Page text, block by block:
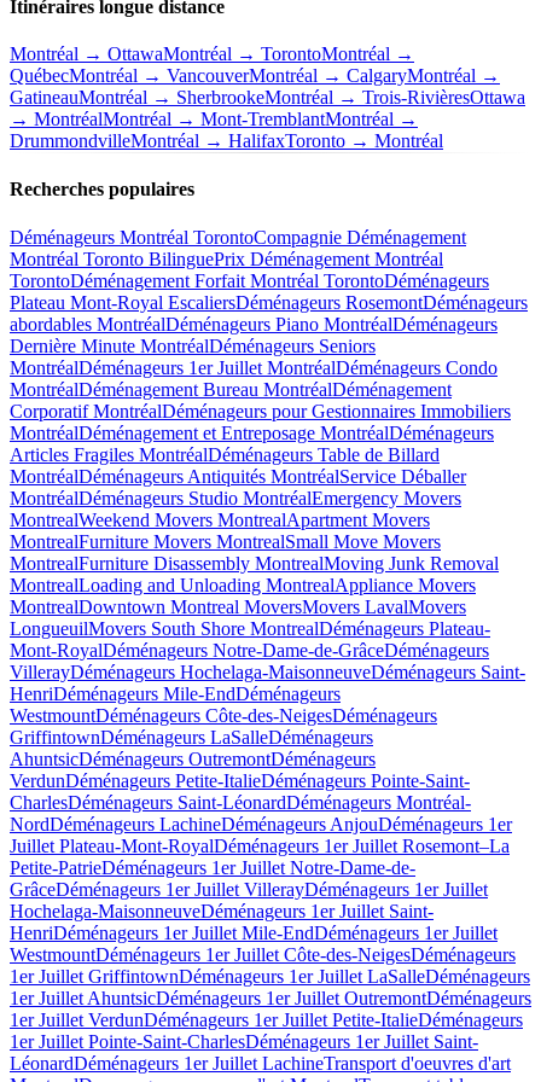
Itinéraires longue distance
Montréal → OttawaMontréal → TorontoMontréal →
QuébecMontréal → VancouverMontréal → CalgaryMontréal →
GatineauMontréal → SherbrookeMontréal → Trois-RivièresOttawa
→ MontréalMontréal → Mont-TremblantMontréal →
DrummondvilleMontréal → HalifaxToronto → Montréal
Recherches populaires
Déménageurs Montréal TorontoCompagnie Déménagement
Montréal Toronto BilinguePrix Déménagement Montréal
TorontoDéménagement Forfait Montréal TorontoDéménageurs
Plateau Mont-Royal EscaliersDéménageurs RosemontDéménageurs
abordables MontréalDéménageurs Piano MontréalDéménageurs
Dernière Minute MontréalDéménageurs Seniors
MontréalDéménageurs 1er Juillet MontréalDéménageurs Condo
MontréalDéménagement Bureau MontréalDéménagement
Corporatif MontréalDéménageurs pour Gestionnaires Immobiliers
MontréalDéménagement et Entreposage MontréalDéménageurs
Articles Fragiles MontréalDéménageurs Table de Billard
MontréalDéménageurs Antiquités MontréalService Déballer
MontréalDéménageurs Studio MontréalEmergency Movers
MontrealWeekend Movers MontrealApartment Movers
MontrealFurniture Movers MontrealSmall Move Movers
MontrealFurniture Disassembly MontrealMoving Junk Removal
MontrealLoading and Unloading MontrealAppliance Movers
MontrealDowntown Montreal MoversMovers LavalMovers
LongueuilMovers South Shore MontrealDéménageurs Plateau-
Mont-RoyalDéménageurs Notre-Dame-de-GrâceDéménageurs
VillerayDéménageurs Hochelaga-MaisonneuveDéménageurs Saint-
HenriDéménageurs Mile-EndDéménageurs
WestmountDéménageurs Côte-des-NeigesDéménageurs
GriffintownDéménageurs LaSalleDéménageurs
AhuntsicDéménageurs OutremontDéménageurs
VerdunDéménageurs Petite-ItalieDéménageurs Pointe-Saint-
CharlesDéménageurs Saint-LéonardDéménageurs Montréal-
NordDéménageurs LachineDéménageurs AnjouDéménageurs 1er
Juillet Plateau-Mont-RoyalDéménageurs 1er Juillet Rosemont–La
Petite-PatrieDéménageurs 1er Juillet Notre-Dame-de-
GrâceDéménageurs 1er Juillet VillerayDéménageurs 1er Juillet
Hochelaga-MaisonneuveDéménageurs 1er Juillet Saint-
HenriDéménageurs 1er Juillet Mile-EndDéménageurs 1er Juillet
WestmountDéménageurs 1er Juillet Côte-des-NeigesDéménageurs
1er Juillet GriffintownDéménageurs 1er Juillet LaSalleDéménageurs
1er Juillet AhuntsicDéménageurs 1er Juillet OutremontDéménageurs
1er Juillet VerdunDéménageurs 1er Juillet Petite-ItalieDéménageurs
1er Juillet Pointe-Saint-CharlesDéménageurs 1er Juillet Saint-
LéonardDéménageurs 1er Juillet LachineTransport d'oeuvres d'art